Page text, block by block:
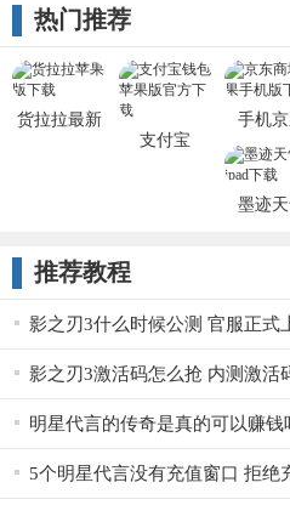
热门推荐
货拉拉最新
支付宝
手机
iPhone
端
墨迹
推荐教程
影之刃3什么时候公测 官服正式
影之刃3激活码怎么抢 内测激活
明星代言的传奇是真的可以赚
5个明星代言没有充值窗口 拒绝